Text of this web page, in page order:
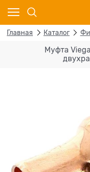
Главная Каталог
Муфта